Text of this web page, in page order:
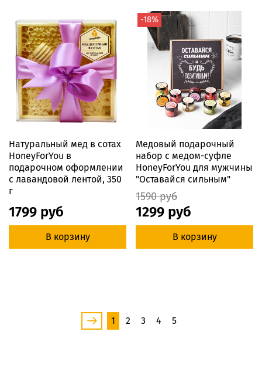
Натуральный мед в сотах
HoneyForYou в
подарочном оформлении
с лавандовой лентой, 350
г
1799 руб
В корзину
-18%
Медовый подарочный
набор с медом-суфле
HoneyForYou для мужчины
"Оставайся сильным"
1590 руб
1299 руб
В корзину
1 2 3 4 5